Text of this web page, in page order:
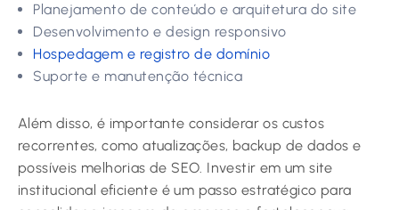
Planejamento de conteúdo e arquitetura do site
Desenvolvimento e design responsivo
Hospedagem e registro de domínio
Suporte e manutenção técnica
Além disso, é importante considerar os custos
recorrentes, como atualizações, backup de dados e
possíveis melhorias de SEO. Investir em um site
institucional eficiente é um passo estratégico para